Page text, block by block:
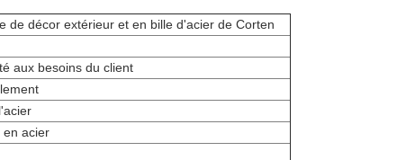
de décor extérieur et en bille d'acier de Corten
aux besoins du client
en acier